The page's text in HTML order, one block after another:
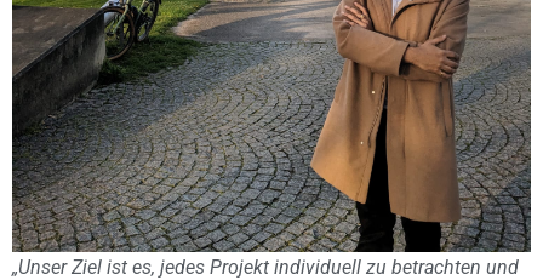
Ich bin damit einverstanden, dass diese
Website die übermittelten
personenbezogenen Daten speichert und
verarbeitet.
Meine Frage senden
„Unser Ziel ist es, jedes Projekt individuell zu betrachten und